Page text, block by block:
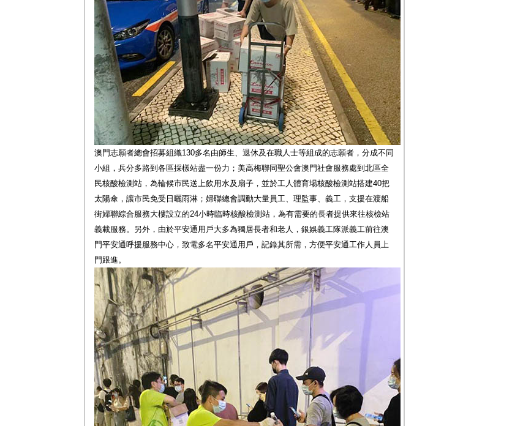
澳門志願者總會招募組織130多名由師生、退休及在職人士等組成的志願者，分成不同
小組，兵分多路到各區採樣站盡一份力；美高梅聯同聖公會澳門社會服務處到北區全
民核酸檢測站，為輪候市民送上飲用水及扇子，並於工人體育場核酸檢測站搭建40把
太陽傘，讓市民免受日曬雨淋；婦聯總會調動大量員工、理監事、義工，支援在渡船
街婦聯綜合服務大樓設立的24小時臨時核酸檢測站，為有需要的長者提供來往核檢站
義載服務。另外，由於平安通用戶大多為獨居長者和老人，銀娛義工隊派義工前往澳
門平安通呼援服務中心，致電多名平安通用戶，記錄其所需，方便平安通工作人員上
門跟進。